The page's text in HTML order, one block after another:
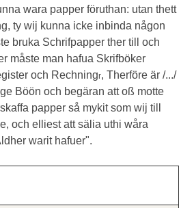
wara papper föruthan: utan thett
ty wij kunna icke inbinda någon
bruka Schrifpapper ther till och
måste man hafua Skrifböker
och Rechningr, Therföre är /.../
Böön och begäran att oß motte
papper så mykit som wij till
och elliest att sälia uthi wåra
warit hafuer".